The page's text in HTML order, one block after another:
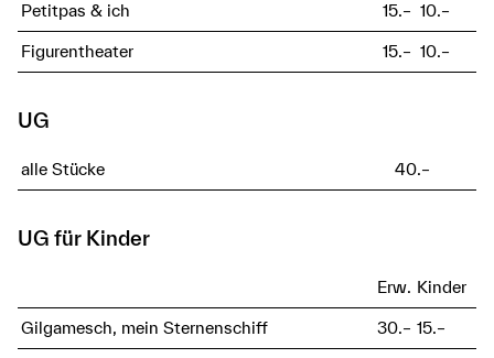
Petitpas & ich 15.– 10.–
Figurentheater 15.– 10.–
UG
alle Stücke 40.–
UG für Kinder
Erw. Kinder
Gilgamesch, mein Sternenschiff 30.– 15.–